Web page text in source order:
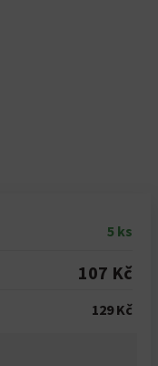
5 ks
107 Kč
129 Kč